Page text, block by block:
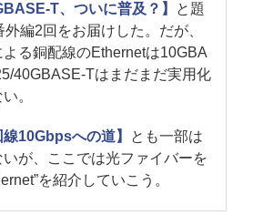
T、ついに普及？】
と題
編2回をお届けした。だが、
る銅配線のEthernetは10GBA
40GBASE-Tはまだまだ実用化
。
線10Gbpsへの道】
とも一部は
が、ここでは光ファイバーを
を紹介していこう。